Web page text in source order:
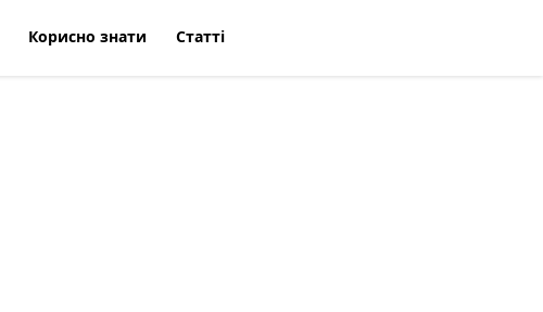
Корисно знати Статті